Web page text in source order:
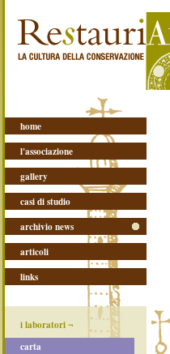
home
l'associazione
gallery
casi di studio
archivio news
articoli
links
i laboratori ¬
carta